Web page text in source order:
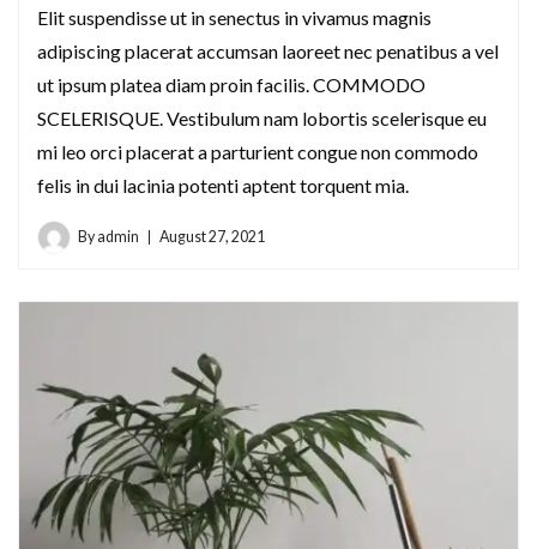
Elit suspendisse ut in senectus in vivamus magnis
adipiscing placerat accumsan laoreet nec penatibus a vel
ut ipsum platea diam proin facilis. COMMODO
SCELERISQUE. Vestibulum nam lobortis scelerisque eu
mi leo orci placerat a parturient congue non commodo
felis in dui lacinia potenti aptent torquent mia.
By admin August 27, 2021